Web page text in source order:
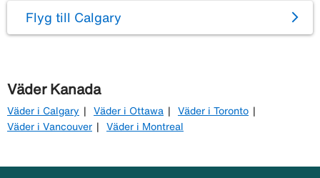
Flyg till Calgary
Väder Kanada
Väder i Calgary Väder i Ottawa
Väder i Toronto
Väder i Vancouver
Väder i Montreal